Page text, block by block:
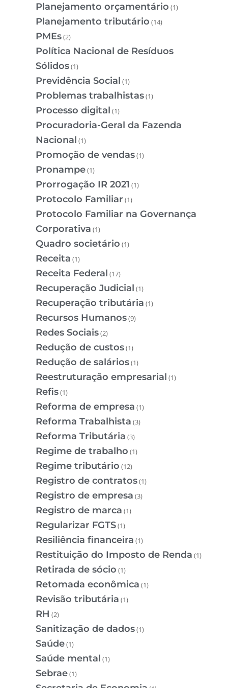
Planejamento orçamentário (1)
Planejamento tributário (14)
PMEs(2)
Política Nacional de Resíduos
Sólidos(1)
Previdência Social (1)
Problemas trabalhistas(1)
Processo digital (1)
Procuradoria-Geral da Fazenda
Nacional (1)
Promoção de vendas(1)
Pronampe(1)
Prorrogação IR 2021 (1)
Protocolo Familiar (1)
Protocolo Familiar na Governança
Corporativa (1)
Quadro societário (1)
Receita (1)
Receita Federal (17)
Recuperação Judicial (1)
Recuperação tributária (1)
Recursos Humanos(9)
Redes Sociais(2)
Redução de custos(1)
Redução de salários(1)
Reestruturação empresarial (1)
Refis(1)
Reforma de empresa (1)
Reforma Trabalhista (3)
Reforma Tributária (3)
Regime de trabalho (1)
Regime tributário (12)
Registro de contratos(1)
Registro de empresa (3)
Registro de marca (1)
Regularizar FGTS(1)
Resiliência financeira (1)
Restituição do Imposto de Renda (1)
Retirada de sócio (1)
Retomada econômica (1)
Revisão tributária (1)
RH (2)
Sanitização de dados(1)
Saúde(1)
Saúde mental (1)
Sebrae(1)